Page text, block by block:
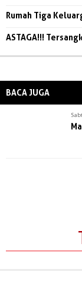
Rumah Tiga
ASTAGA!!!
BACA JUGA